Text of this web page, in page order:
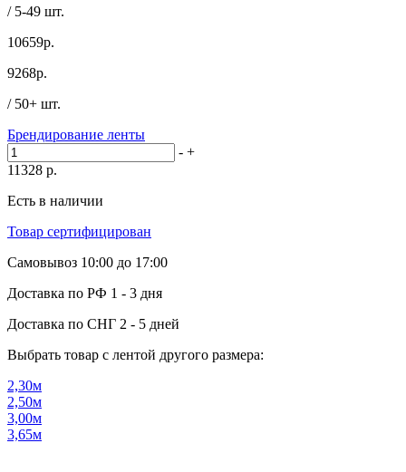
/ 5-49 шт.
10659р.
9268р.
/ 50+ шт.
Брендирование ленты
- +
11328 р.
Есть в наличии
Товар сертифицирован
Самовывоз 10:00 до 17:00
Доставка по РФ 1 - 3 дня
Доставка по СНГ 2 - 5 дней
Выбрать товар с лентой другого размера:
2,30м
2,50м
3,00м
3,65м